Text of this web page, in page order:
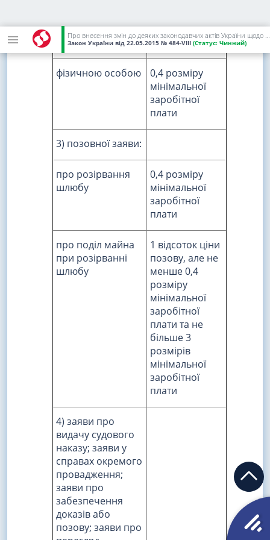
Про внесення змін до деяких законодавчих актів України щодо сплати судового збору
Закон України від 22.05.2015 № 484-VIII (Статус: Чинний)
фізичною особою
- підприємцем
заробітної
плати
фізичною особою
0,4 розміру
мінімальної
заробітної
плати
3) позовної заяви:
про розірвання
шлюбу
0,4 розміру
мінімальної
заробітної
плати
про поділ майна
при розірванні
шлюбу
1 відсоток ціни
позову, але не
менше 0,4
розміру
мінімальної
заробітної
плати та не
більше 3
розмірів
мінімальної
заробітної
плати
4) заяви про
видачу судового
наказу; заяви у
справах окремого
провадження;
заяви про
забезпечення
доказів або
позову; заяви про